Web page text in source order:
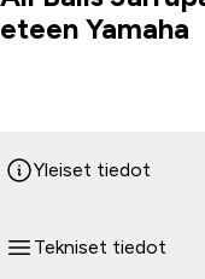
eteen Yamaha
Yleiset tiedot
Tekniset tiedot